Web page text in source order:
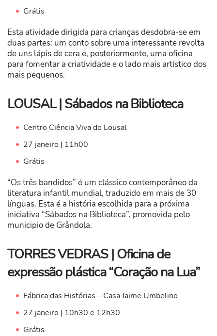
Grátis
Esta atividade dirigida para crianças desdobra-se em
duas partes: um conto sobre uma interessante revolta
de uns lápis de cera e, posteriormente, uma oficina
para fomentar a criatividade e o lado mais artístico dos
mais pequenos.
LOUSAL | Sábados na Biblioteca
Centro Ciência Viva do Lousal
27 janeiro | 11h00
Grátis
“Os três bandidos” é um clássico contemporâneo da
literatura infantil mundial, traduzido em mais de 30
línguas. Esta é a história escolhida para a próxima
iniciativa “Sábados na Biblioteca”, promovida pelo
municipio de Grândola.
TORRES VEDRAS | Oficina de
expressão plástica “Coração na Lua”
Fábrica das Histórias – Casa Jaime Umbelino
27 janeiro | 10h30 e 12h30
Grátis